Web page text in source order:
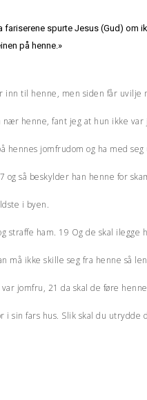
fariserene spurte Jesus (Gud)
på henne.»
inn til henne, men siden får
henne, fant jeg at hun ikke var
hennes jomfrudom og ha med
og så beskylder han henne for
i byen.
straffe ham. 19 Og de skal
må ikke skille seg fra henne så
jomfru, 21 da skal de føre
sin fars hus. Slik skal du utrydde